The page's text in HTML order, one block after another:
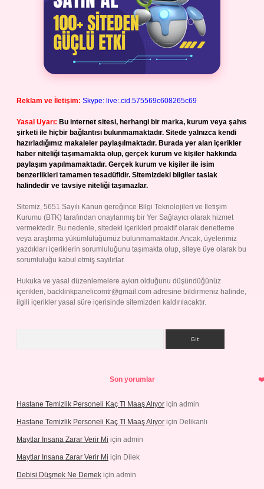
Reklam ve İletişim: Skype: live:.cid.575569c608265c69
Yasal Uyarı: Bu internet sitesi, herhangi bir marka, kurum veya şahıs
şirketi ile hiçbir bağlantısı bulunmamaktadır. Sitede yalnızca kendi
hazırladığımız makaleler paylaşılmaktadır. Burada yer alan içerikler
haber niteliği taşımamakta olup, gerçek kurum ve kişiler hakkında
paylaşım yapılmamaktadır. Gerçek kurum ve kişiler ile isim
benzerlikleri tamamen tesadüfidir. Sitemizdeki bilgiler taslak
halindedir ve tavsiye niteliği taşımazlar.
Sitemiz, 5651 Sayılı Kanun gereğince Bilgi Teknolojileri ve İletişim
Kurumu (BTK) tarafından onaylanmış bir Yer Sağlayıcı olarak hizmet
vermektedir. Bu nedenle, sitedeki içerikleri proaktif olarak denetleme
veya araştırma yükümlülüğümüz bulunmamaktadır. Ancak, üyelerimiz
yazdıkları içeriklerin sorumluluğunu taşımakta olup, siteye üye olarak bu
sorumluluğu kabul etmiş sayılırlar.
Hukuka ve yasal düzenlemelere aykırı olduğunu düşündüğünüz
içerikleri, backlinkpanelicomtr@gmail.com adresine bildirmeniz halinde,
ilgili içerikler yasal süre içerisinde sitemizden kaldırılacaktır.
Son yorumlar
Hastane Temizlik Personeli Kaç Tl Maaş Alıyor için admin
Hastane Temizlik Personeli Kaç Tl Maaş Alıyor için Delikanlı
Maytlar Insana Zarar Verir Mi için admin
Maytlar Insana Zarar Verir Mi için Dilek
Debisi Düşmek Ne Demek için admin